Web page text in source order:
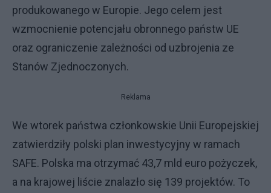
produkowanego w Europie. Jego celem jest
wzmocnienie potencjału obronnego państw UE
oraz ograniczenie zależności od uzbrojenia ze
Stanów Zjednoczonych.
Reklama
We wtorek państwa członkowskie Unii Europejskiej
zatwierdziły polski plan inwestycyjny w ramach
SAFE. Polska ma otrzymać 43,7 mld euro pożyczek,
a na krajowej liście znalazło się 139 projektów. To